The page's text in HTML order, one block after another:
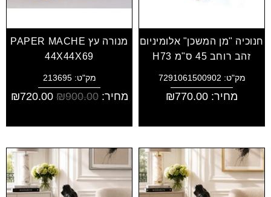
חנוכיה "מן המשכן" אלומיניום
זהב רוחב 45 ס"מ H73
מק"ט: 7291061500902
מחיר: ₪770.00
מנורה עץ PAPER MACHE
44X44X69
מק"ט: 213695
מחיר: ₪900.00
₪720.00